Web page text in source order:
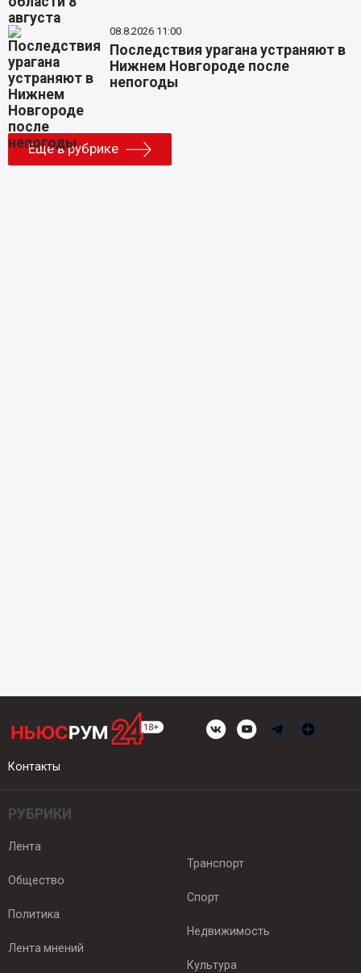
08.8.2026 11:00
Последствия урагана устраняют в
Нижнем Новгороде после
непогоды
Еще в рубрике
Контакты
РУБРИКИ
Лента
Общество
Политика
Лента мнений
Транспорт
Спорт
Недвижимость
Культура